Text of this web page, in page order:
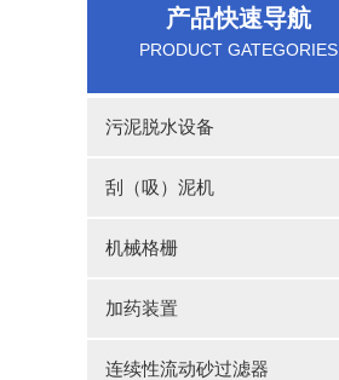
产品快速导航
PRODUCT GATEGORIES
污泥脱水设备
刮（吸）泥机
机械格栅
加药装置
连续性流动砂过滤器